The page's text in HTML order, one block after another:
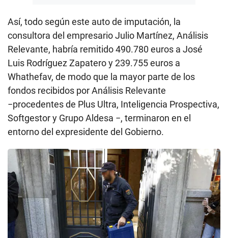
Así, todo según este auto de imputación, la
consultora del empresario Julio Martínez, Análisis
Relevante, habría remitido 490.780 euros a José
Luis Rodríguez Zapatero y 239.755 euros a
Whathefav, de modo que la mayor parte de los
fondos recibidos por Análisis Relevante
−procedentes de Plus Ultra, Inteligencia Prospectiva,
Softgestor y Grupo Aldesa −, terminaron en el
entorno del expresidente del Gobierno.